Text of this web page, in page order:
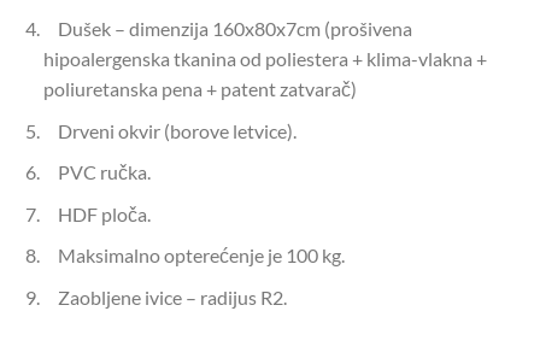
Dušek – dimenzija 160x80x7cm (prošivena
hipoalergenska tkanina od poliestera + klima-vlakna +
poliuretanska pena + patent zatvarač)
Drveni okvir (borove letvice).
PVC ručka.
HDF ploča.
Maksimalno opterećenje je 100 kg.
Zaobljene ivice – radijus R2.